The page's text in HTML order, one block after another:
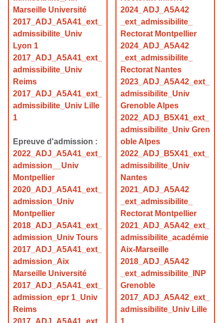
Marseille Université
2017_ADJ_A5A41_ext_
admissibilite_Univ
Lyon 1
2017_ADJ_A5A41_ext_
admissibilite_Univ
Reims
2017_ADJ_A5A41_ext_
admissibilite_Univ Lille
1
Epreuve d'admission :
2022_ADJ_A5A41_ext_
admission__Univ
Montpellier
2020_ADJ_A5A41_ext_
admission_Univ
Montpellier
2018_ADJ_A5A41_ext_
admission_Univ Tours
2017_ADJ_A5A41_ext_
admission_Aix
Marseille Université
2017_ADJ_A5A41_ext_
admission_epr 1_Univ
Reims
2024_ADJ_A5A42
_ext_admissibilite_
Rectorat Montpellier
2024_ADJ_A5A42
_ext_admissibilite_
Rectorat Nantes
2023_ADJ_A5A42_ext_
admissibilite_Univ
Grenoble Alpes
2022_ADJ_B5X41_ext_
admissibilite_Univ Gren
oble Alpes
2022_ADJ_B5X41_ext_
admissibilite_Univ
Nantes
2021_ADJ_A5A42
_ext_admissibilite_
Rectorat Montpellier
2021_ADJ_A5A42_ext_
admissibilite_académie
Aix-Marseille
2018_ADJ_A5A42
_ext_admissibilite_INP
Grenoble
2017_ADJ_A5A42_ext_
admissibilite_Univ Lille